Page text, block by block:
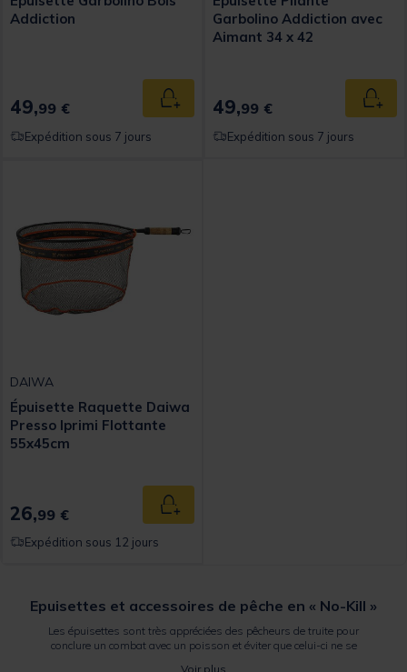
Addiction
49,99 € Ajouter au panier
Expédition sous 7 jours
Garbolino Addiction avec
Aimant 34 x 42
49,99 €
Expédition sous 7 jours
DAIWA
Épuisette Raquette Daiwa
Presso Iprimi Flottante
55x45cm
26,99 € Ajouter au panier
Expédition sous 12 jours
Epuisettes et accessoires de pêche en « No-Kill »
Les épuisettes sont très appréciées des pêcheurs de truite pour
conclure un combat avec un poisson et éviter que celui-ci ne se
Voir plus